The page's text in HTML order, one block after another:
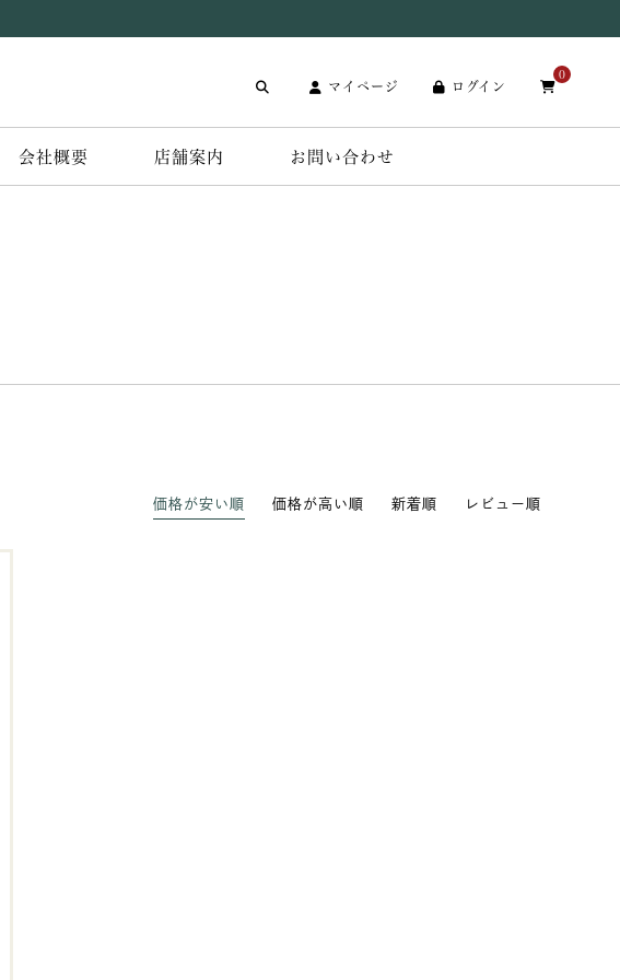
マイページ ログイン
0
会社概要 店舗案内 お問い合わせ
価格が安い順 価格が高い順 新着順 レビュー順